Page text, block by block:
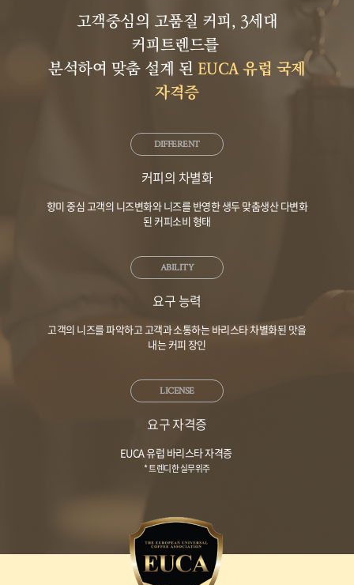
고객중심의 고품질 커피, 3세대
커피트렌드를
분석하여 맞춤 설계 된 EUCA 유럽 국제
자격증
DIFFERENT
커피의 차별화
향미 중심 고객의 니즈변화와 니즈를 반영한 생두 맞춤생산 다변화
된 커피소비 형태
ABILITY
요구 능력
고객의 니즈를 파악하고 고객과 소통하는 바리스타 차별화된 맛을
내는 커피 장인
LICENSE
요구 자격증
EUCA 유럽 바리스타 자격증
* 트렌디한 실무위주